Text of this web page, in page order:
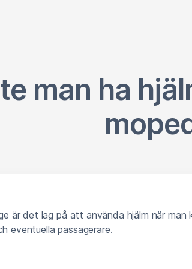
man ha
är det lag på att använda hjälm när
eventuella passagerare.